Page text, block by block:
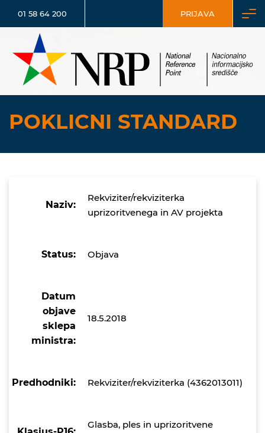
01 58 64 200 PRIJAVA
POKLICNI STANDARD
Naziv:
Rekviziter/rekviziterka
uprizoritvenega in AV projekta
Status: Objava
Datum
objave
sklepa
ministra:
18.5.2018
Predhodniki: Rekviziter/rekviziterka (4362013011)
Glasba, ples in uprizoritvene